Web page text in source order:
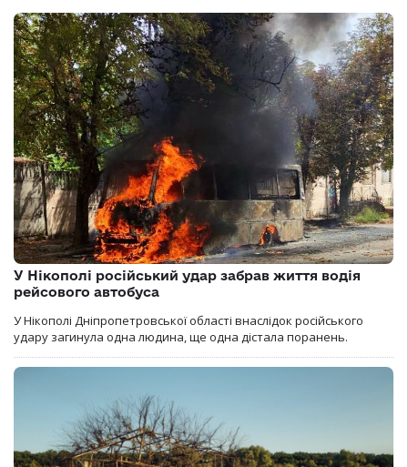
У Нікополі російський удар забрав життя водія
рейсового автобуса
У Нікополі Дніпропетровської області внаслідок російського
удару загинула одна людина, ще одна дістала поранень.